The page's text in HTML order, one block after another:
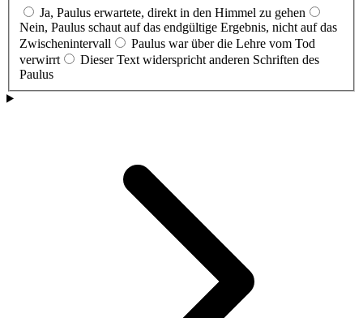
Ja, Paulus erwartete, direkt in den Himmel zu gehen
Nein, Paulus schaut auf das endgültige Ergebnis, nicht auf das
Zwischenintervall
Paulus war über die Lehre vom Tod
verwirrt
Dieser Text widerspricht anderen Schriften des
Paulus